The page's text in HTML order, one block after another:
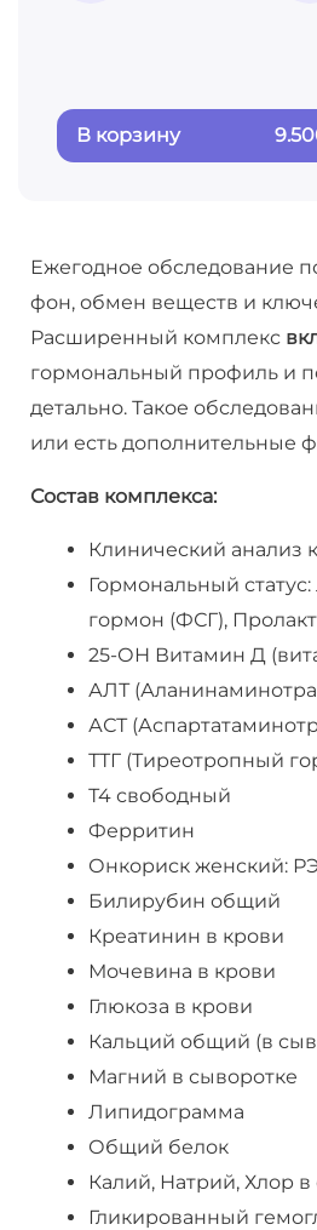
В корзину
Ежегодное обследование
фон, обмен веществ и
Расширенный комплекс
гормональный профиль и
детально. Такое
или есть дополнительные
Состав комплекса:
Клинический анализ
Гормональный
гормон (ФСГ),
25-ОН Витамин Д
АЛТ
АСТ
ТТГ (Тиреотропный
Т4 свободный
Ферритин
Онкориск женский:
Билирубин общий
Креатинин в крови
Мочевина в крови
Глюкоза в крови
Кальций общий (в
Магний в сыворотке
Липидограмма
Общий белок
Калий, Натрий, Хлор в
Гликированный